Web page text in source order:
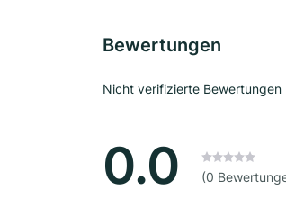
Bewertungen
Nicht verifizierte Bewertungen
0.0 (0